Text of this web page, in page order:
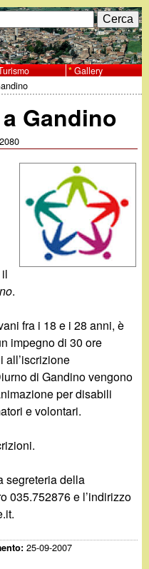
Gallery
Gandino
2080
.
fra i 18 e i 28 anni, è
impegno di 30 ore
all’iscrizione
di Gandino vengono
per disabili
e volontari.
segreteria della
035.752876 e l’indirizzo
25-09-2007